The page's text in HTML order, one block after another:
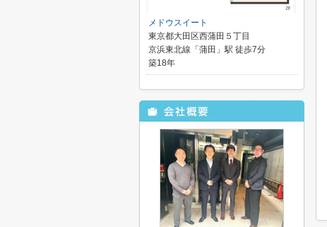
メドウスイート
東京都大田区西蒲田５丁目
京浜東北線「蒲田」駅 徒歩7分
築18年